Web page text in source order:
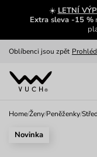
☀️ LETNÍ
Extra sleva -15 %
Zajímavosti ze světa Vuch:
Oblíbenci jsou zpět
Nech se inspirovat
Home/Ženy/Peněženky/
Novinka